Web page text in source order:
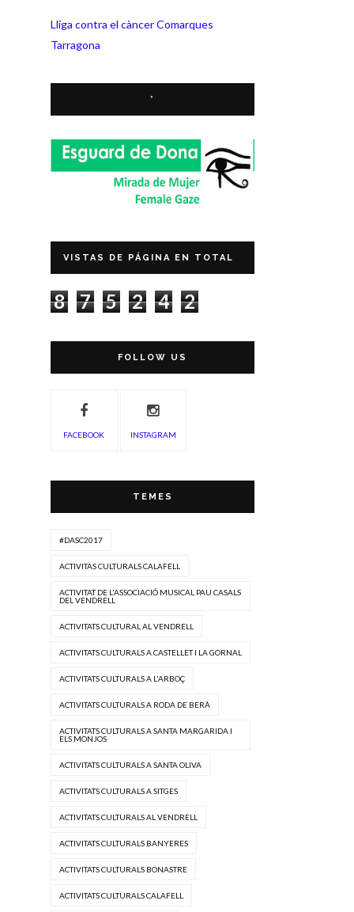
Lliga contra el càncer Comarques
Tarragona
*
VISTAS DE PÁGINA EN TOTAL
8 7 5 2 4 2
FOLLOW US
FACEBOOK INSTAGRAM
TEMES
#DASC2017
ACTIVITAS CULTURALS CALAFELL
ACTIVITAT DE L'ASSOCIACIÓ MUSICAL PAU CASALS
DEL VENDRELL
ACTIVITATS CULTURAL AL VENDRELL
ACTIVITATS CULTURALS A CASTELLET I LA GORNAL
ACTIVITATS CULTURALS A L'ARBOÇ
ACTIVITATS CULTURALS A RODA DE BERÀ
ACTIVITATS CULTURALS A SANTA MARGARIDA I
ELS MONJOS
ACTIVITATS CULTURALS A SANTA OLIVA
ACTIVITATS CULTURALS A SITGES
ACTIVITATS CULTURALS AL VENDRELL
ACTIVITATS CULTURALS BANYERES
ACTIVITATS CULTURALS BONASTRE
ACTIVITATS CULTURALS CALAFELL